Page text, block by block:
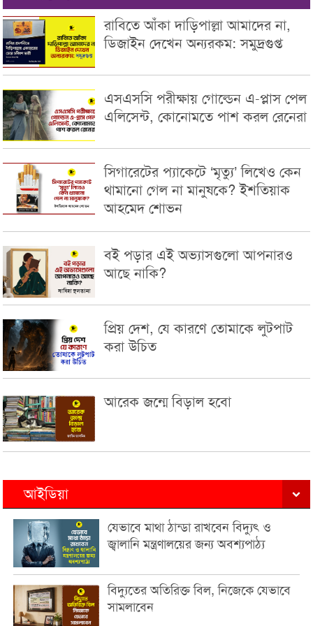
রাবিতে আঁকা দাড়িপাল্লা আমাদের না,
ডিজাইন দেখেন অন্যরকম: সমুদ্রগুপ্ত
এসএসসি পরীক্ষায় গোল্ডেন এ-প্লাস পেল
এলিসেন্ট, কোনোমতে পাশ করল রেনেরা
সিগারেটের প্যাকেটে ‘মৃত্যু’ লিখেও কেন
থামানো গেল না মানুষকে? ইশতিয়াক
আহমেদ শোভন
বই পড়ার এই অভ্যাসগুলো আপনারও
আছে নাকি?
প্রিয় দেশ, যে কারণে তোমাকে লুটপাট
করা উচিত
আরেক জন্মে বিড়াল হবো
আইডিয়া
যেভাবে মাথা ঠান্ডা রাখবেন বিদ্যুৎ ও
জ্বালানি মন্ত্রণালয়ের জন্য অবশ্যপাঠ্য
বিদ্যুতের অতিরিক্ত বিল, নিজেকে যেভাবে
সামলাবেন